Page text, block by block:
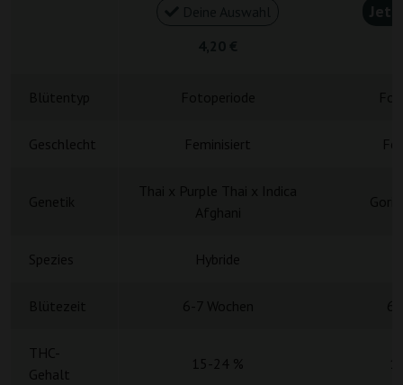
Geschlecht Feminisiert
Spezies Hybride
THC-
Gehalt
15-24 %